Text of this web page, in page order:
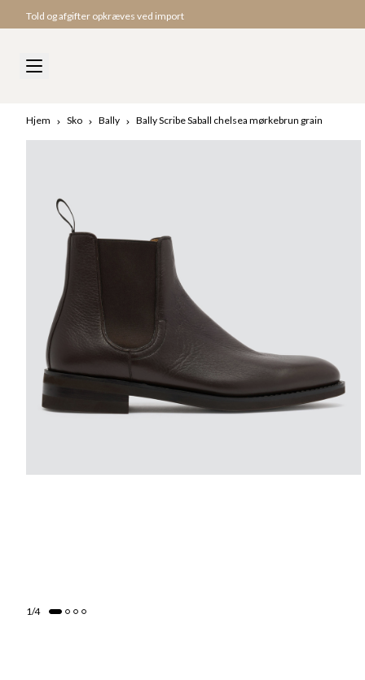
Told og afgifter opkræves ved import
Hurtig levering til USA
Hjem Sko Bally Bally Scribe Saball chelsea mørkebrun grain
1/4